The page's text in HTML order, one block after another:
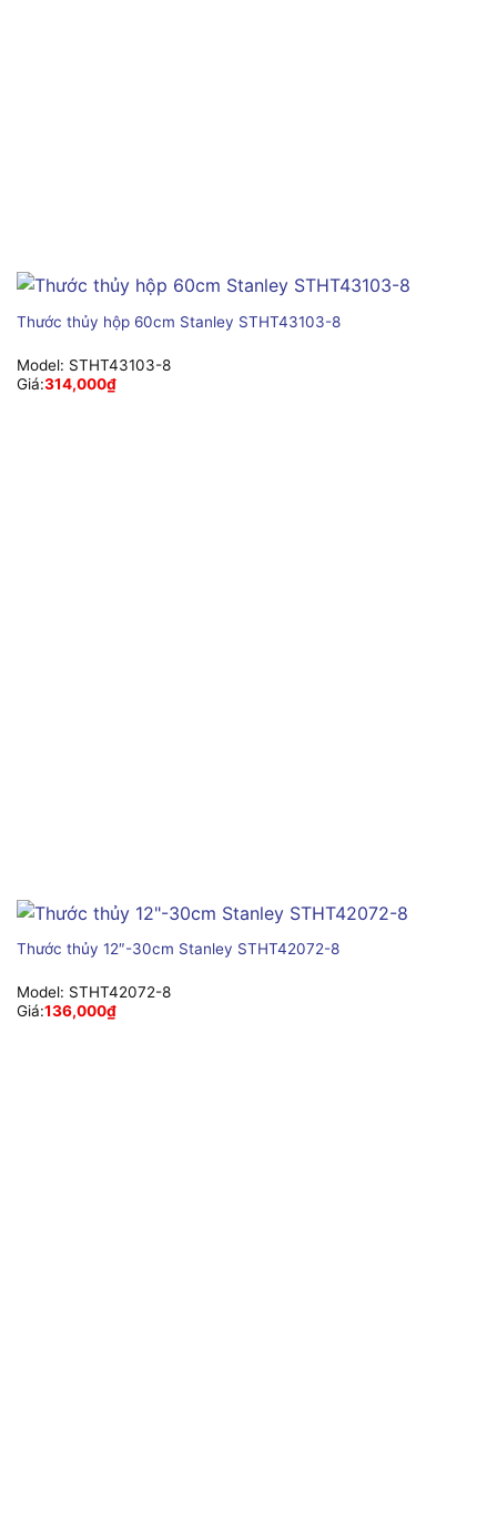
Thước thủy hộp 60cm Stanley STHT43103-8
Model: STHT43103-8
Giá:314,000₫
Thước thủy 12″-30cm Stanley STHT42072-8
Model: STHT42072-8
Giá:136,000₫